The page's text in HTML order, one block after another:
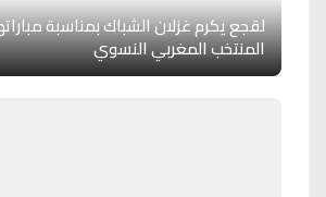
المنتخب المغربي النسوي